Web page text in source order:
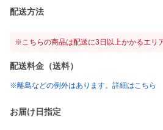
配送方法
※こちらの商品は配送に3日以上かかるエリ
配送料金（送料）
※離島などの例外はあります。詳細はこちら
お届け日指定